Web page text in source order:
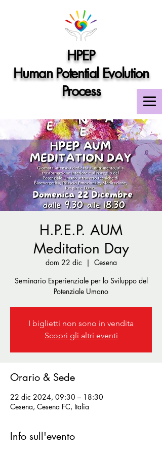
HPEP
Human Potential Evolution
Process
H.P.E.P. AUM
Meditation Day
dom 22 dic
  |
Cesena
Seminario Esperienziale per lo Sviluppo del
Potenziale Umano
I biglietti non sono in vendita
Scopri gli altri eventi
Orario & Sede
22 dic 2024, 09:30 – 18:30
Cesena, Cesena FC, Italia
Info sull'evento